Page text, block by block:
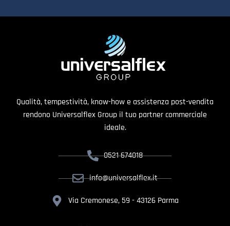
Qualità, tempestività, know-how e assistenza post-vendita
rendono Universalflex Group il tuo partner commerciale
ideale.
0521 674018
info@universalflex.it
Via Cremonese, 59 - 43126 Parma